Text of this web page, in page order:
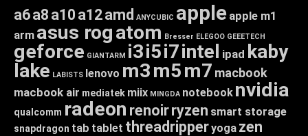
a6a8 a10 a12amd ANYCUBIC apple apple m1
arm asus rogatom Bresser ELEGOO GEEETECH
geforce GIANTARM i3i5i7intel ipad kaby
lake LABISTS lenovo m3m5m7 macbook
macbook air mediatek miix MINGDA notebook nvidia
qualcomm radeon renoirryzen smart storage
snapdragon tab tablet threadripperyoga zen